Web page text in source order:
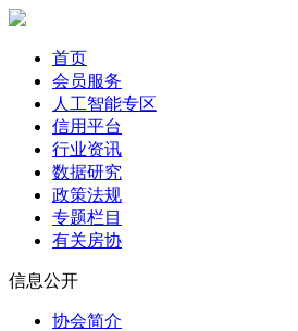
首页
会员服务
人工智能专区
信用平台
行业资讯
数据研究
政策法规
专题栏目
有关房协
信息公开
协会简介